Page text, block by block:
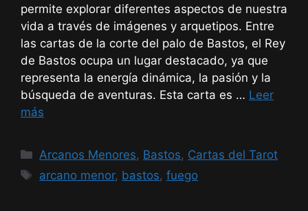
permite explorar diferentes aspectos de nuestra
vida a través de imágenes y arquetipos. Entre
las cartas de la corte del palo de Bastos, el Rey
de Bastos ocupa un lugar destacado, ya que
representa la energía dinámica, la pasión y la
búsqueda de aventuras. Esta carta es … Leer
más
Categorías
Arcanos Menores, Bastos, Cartas del Tarot
Etiquetas
arcano menor, bastos,fuego